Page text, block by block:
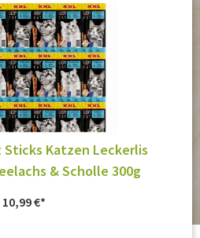
Sticks Katzen Leckerlis
& Scholle 300g
10,99€